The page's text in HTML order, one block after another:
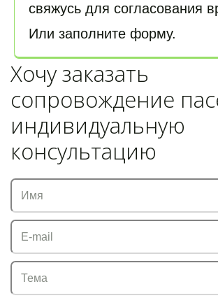
свяжусь для согласования
Или заполните форму.
Хочу заказать
сопровождение
индивидуальную
консультацию